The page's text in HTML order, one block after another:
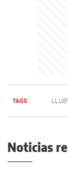
TAGS
Noticias